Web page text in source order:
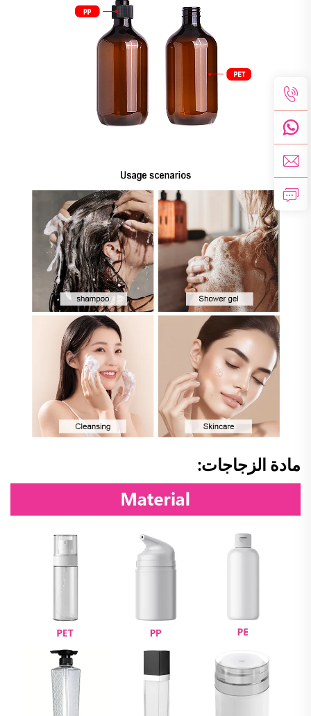
مادة الزجاجات: